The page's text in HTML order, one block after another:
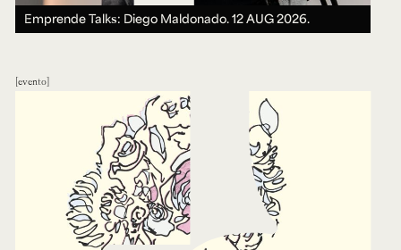
Emprende Talks: Diego Maldonado.12 AUG 2026.
evento